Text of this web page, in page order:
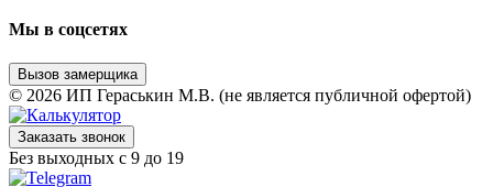
Мы в соцсетях
Вызов замерщика
© 2026 ИП Гераськин М.В. (не является публичной офертой)
Заказать звонок
Без выходных с 9 до 19